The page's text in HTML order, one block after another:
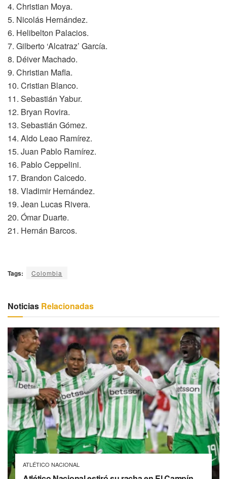
4. Christian Moya.
5. Nicolás Hernández.
6. Helibelton Palacios.
7. Gilberto ‘Alcatraz’ García.
8. Déiver Machado.
9. Christian Mafla.
10. Cristian Blanco.
11. Sebastián Yabur.
12. Bryan Rovira.
13. Sebastián Gómez.
14. Aldo Leao Ramírez.
15. Juan Pablo Ramírez.
16. Pablo Ceppelini.
17. Brandon Caicedo.
18. Vladimir Hernández.
19. Jean Lucas Rivera.
20. Ómar Duarte.
21. Hernán Barcos.
Tags: Colombia
Noticias Relacionadas
ATLÉTICO NACIONAL